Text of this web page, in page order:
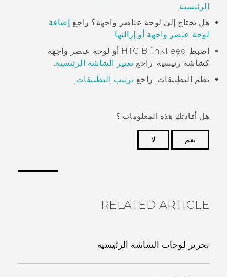
الرئيسية.
هل تحتاج إلى لوحة عناصر واجهة؟ راجع
إضافة
لوحة عنصر واجهة أو إزالتها.
اضبط HTC BlinkFeed
أو لوحة عنصر واجهة
كشاشة رئيسية. راجع تغيير الشاشة الرئيسية.
نظم التطبيقات. راجع ترتيب التطبيقات.
هل أفادتك هذة المعلومات ؟
نعم
لا
RELATED ARTICLE
تحرير لوحات الشاشة الرئيسية